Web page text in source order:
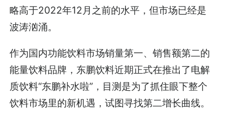
略高于2022年12月之前的水平，但市场已经是
波涛汹涌。
作为国内功能饮料市场销量第一、销售额第二的
能量饮料品牌，东鹏饮料近期正式在推出了电解
质饮料“东鹏补水啦”，目测是为了抓住眼下整个
饮料市场里的新机遇，试图寻找第二增长曲线。